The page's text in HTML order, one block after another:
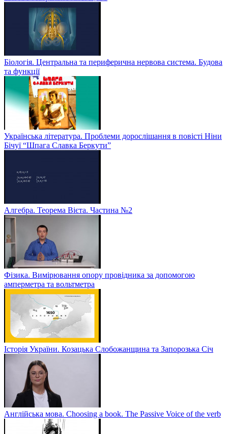
Біологія. Центральна та периферична нервова система. Будова
та функції
Українська література. Проблеми дорослішання в повісті Ніни
Бічуї “Шпага Славка Беркути”
Алгебра. Теорема Вієта. Частина №2
Фізика. Вимірювання опору провідника за допомогою
амперметра та вольтметра
Історія України. Козацька Слобожанщина та Запорозька Січ
Англійська мова. Choosing a book. The Passive Voice of the verb